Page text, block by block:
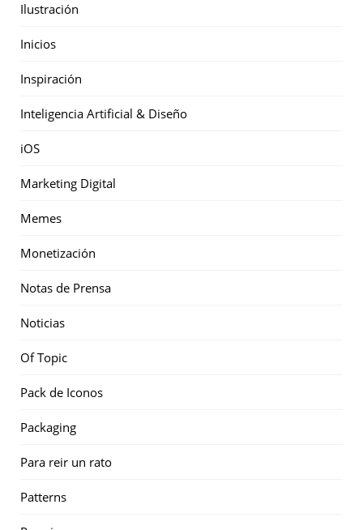
Ilustración
Inicios
Inspiración
Inteligencia Artificial & Diseño
iOS
Marketing Digital
Memes
Monetización
Notas de Prensa
Noticias
Of Topic
Pack de Iconos
Packaging
Para reir un rato
Patterns